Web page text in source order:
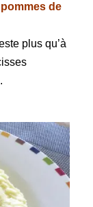
de
plus qu’à